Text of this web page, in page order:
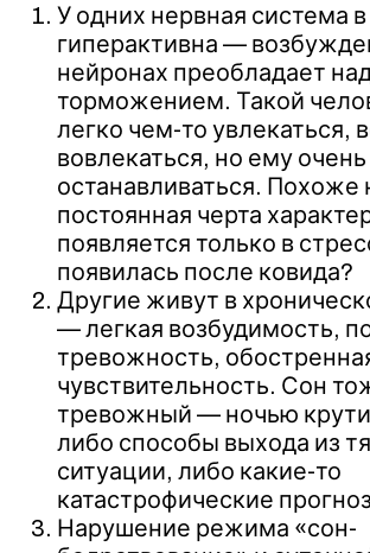
У одних нервная система
гиперактивна —
нейронах преобладает
торможением. Такой
легко чем-то увлекаться,
вовлекаться, но ему
останавливаться. Похоже
постоянная черта
появляется только в
появилась после ковида?
Другие живут в
— легкая возбудимость,
тревожность,
чувствительность. Сон
тревожный — ночью
либо способы выхода из
ситуации, либо какие-то
катастрофические
Нарушение режима «сон-